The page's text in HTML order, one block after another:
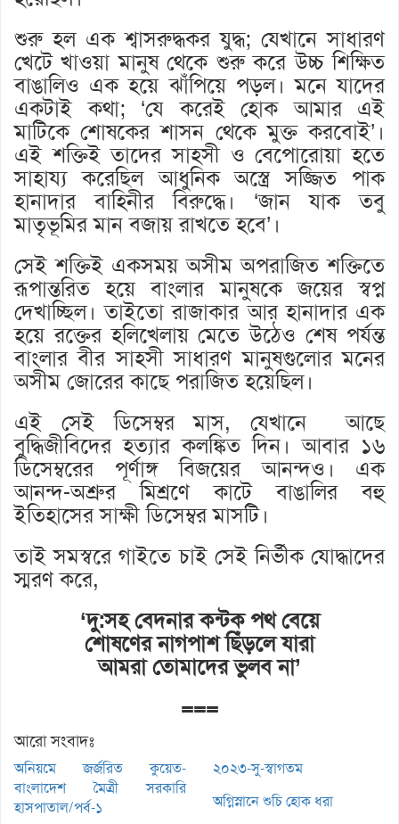
শুরু হল এক শ্বাসরুদ্ধকর যুদ্ধ; যেখানে সাধারণ
খেটে খাওয়া মানুষ থেকে শুরু করে উচ্চ শিক্ষিত
বাঙালিও এক হয়ে ঝাঁপিয়ে পড়ল। মনে যাদের
একটাই কথা; ‘যে করেই হোক আমার এই
মাটিকে শোষকের শাসন থেকে মুক্ত করবোই’।
এই শক্তিই তাদের সাহসী ও বেপোরোয়া হতে
সাহায্য করেছিল আধুনিক অস্ত্রে সজ্জিত পাক
হানাদার বাহিনীর বিরুদ্ধে। ‘জান যাক তবু
মাতৃভূমির মান বজায় রাখতে হবে’।
সেই শক্তিই একসময় অসীম অপরাজিত শক্তিতে
রূপান্তরিত হয়ে বাংলার মানুষকে জয়ের স্বপ্ন
দেখাচ্ছিল। তাইতো রাজাকার আর হানাদার এক
হয়ে রক্তের হলিখেলায় মেতে উঠেও শেষ পর্যন্ত
বাংলার বীর সাহসী সাধারণ মানুষগুলোর মনের
অসীম জোরের কাছে পরাজিত হয়েছিল।
এই সেই ডিসেম্বর মাস, যেখানে আছে
বুদ্ধিজীবিদের হত্যার কলঙ্কিত দিন। আবার ১৬
ডিসেম্বরের পূর্ণাঙ্গ বিজয়ের আনন্দও। এক
আনন্দ-অশ্রুর মিশ্রণে কাটে বাঙালির বহু
ইতিহাসের সাক্ষী ডিসেম্বর মাসটি।
তাই সমস্বরে গাইতে চাই সেই নির্ভীক যোদ্ধাদের
স্মরণ করে,
‘দু:সহ বেদনার কন্টক পথ বেয়ে
শোষণের নাগপাশ ছিঁড়লে যারা
আমরা তোমাদের ভুলব না’
===
আরো সংবাদঃ
অনিয়মে জর্জরিত কুয়েত-
বাংলাদেশ মৈত্রী সরকারি
হাসপাতাল/পর্ব-১
২০২৩-সু-স্বাগতম
অগ্নিস্নানে শুচি হোক ধরা